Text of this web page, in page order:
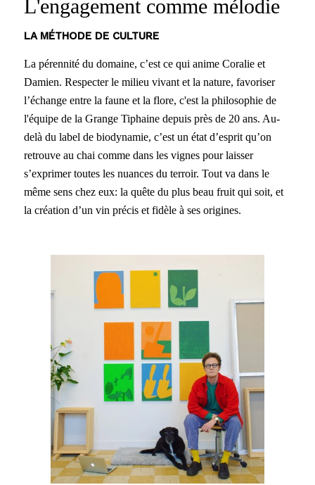
L'engagement comme mélodie
LA MÉTHODE DE CULTURE
La pérennité du domaine, c’est ce qui anime Coralie et
Damien. Respecter le milieu vivant et la nature, favoriser
l’échange entre la faune et la flore, c'est la philosophie de
l'équipe de la Grange Tiphaine depuis près de 20 ans. Au-
delà du label de biodynamie, c’est un état d’esprit qu’on
retrouve au chai comme dans les vignes pour laisser
s’exprimer toutes les nuances du terroir. Tout va dans le
même sens chez eux: la quête du plus beau fruit qui soit, et
la création d’un vin précis et fidèle à ses origines.